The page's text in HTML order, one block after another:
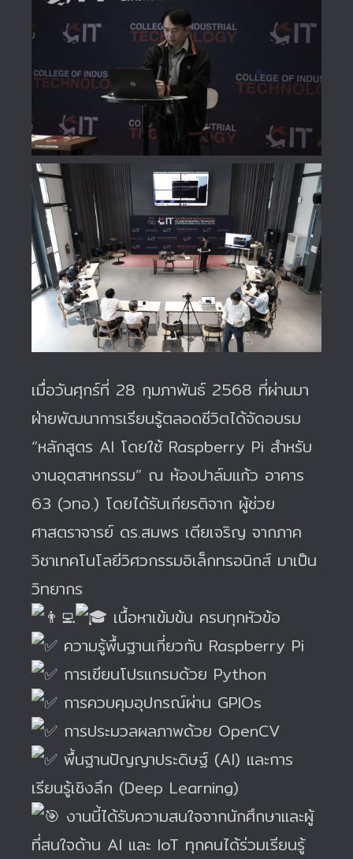
เมื่อวันศุกร์ที่ 28 กุมภาพันธ์ 2568 ที่ผ่านมา
ฝ่ายพัฒนาการเรียนรู้ตลอดชีวิตได้จัดอบรม
“หลักสูตร AI โดยใช้ Raspberry Pi สำหรับ
งานอุตสาหกรรม” ณ ห้องปาล์มแก้ว อาคาร
63 (วทอ.) โดยได้รับเกียรติจาก ผู้ช่วย
ศาสตราจารย์ ดร.สมพร เตียเจริญ จากภาค
วิชาเทคโนโลยีวิศวกรรมอิเล็กทรอนิกส์ มาเป็น
วิทยากร
เนื้อหาเข้มข้น ครบทุกหัวข้อ
ความรู้พื้นฐานเกี่ยวกับ Raspberry Pi
การเขียนโปรแกรมด้วย Python
การควบคุมอุปกรณ์ผ่าน GPIOs
การประมวลผลภาพด้วย OpenCV
พื้นฐานปัญญาประดิษฐ์ (AI) และการ
เรียนรู้เชิงลึก (Deep Learning)
งานนี้ได้รับความสนใจจากนักศึกษาและผู้
ที่สนใจด้าน AI และ IoT ทุกคนได้ร่วมเรียนรู้